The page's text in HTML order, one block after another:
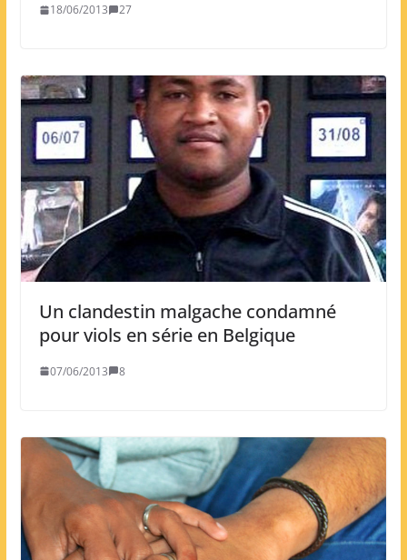
18/06/2013 27
Un clandestin malgache condamné
pour viols en série en Belgique
07/06/2013 8